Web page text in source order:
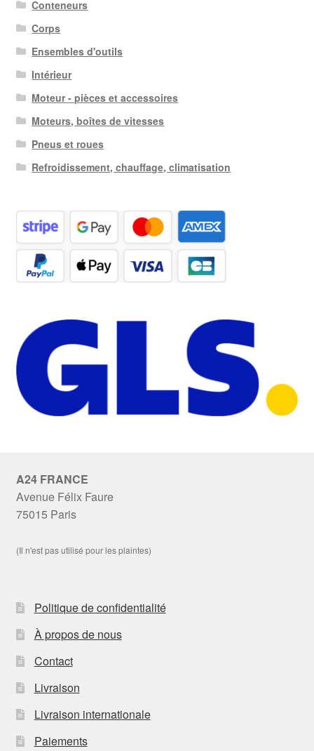
Conteneurs
Corps
Ensembles d'outils
Intérieur
Moteur - pièces et accessoires
Moteurs, boîtes de vitesses
Pneus et roues
Refroidissement, chauffage, climatisation
A24 FRANCE
Avenue Félix Faure
75015 Paris
(Il n'est pas utilisé pour les plaintes)
Politique de confidentialité
À propos de nous
Contact
Livraison
Livraison internationale
Paiements